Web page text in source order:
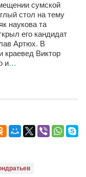
сумской
стол на тему
наукова та
его кандидат
Артюх. В
краевед Виктор
и…